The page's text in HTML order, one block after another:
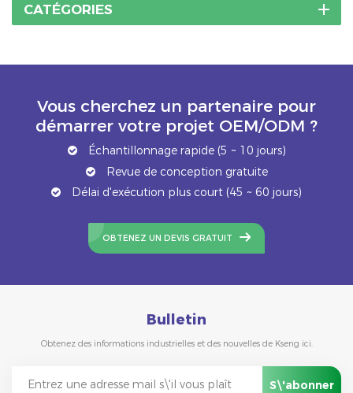
CATÉGORIES
Vous cherchez un partenaire pour
démarrer votre projet OEM/ODM ?
Échantillonnage rapide (5 ~ 10 jours)
Revue de conception gratuite
Délai d'exécution plus court (45 ~ 60 jours)
OBTENEZ UN DEVIS GRATUIT
Bulletin
Obtenez des informations industrielles et des nouvelles de Kseng ici.